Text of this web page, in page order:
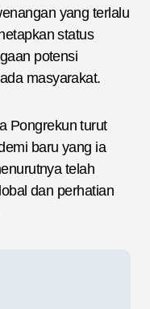
yang terlalu
status
potensi
masyarakat.
Pongrekun turut
baru yang ia
telah
dan perhatian